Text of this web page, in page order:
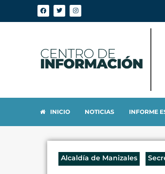
INICIO NOTICIAS INFORME
Alcaldía de Manizales